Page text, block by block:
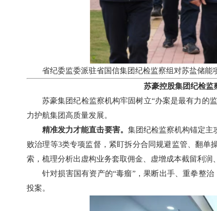
省纪委监委派驻省国信集团纪检监察组对苏盐储能
苏豪控股集团纪检监
苏豪集团纪检监察机构牢固树立“办案是最有力的
力护航集团高质量发展。
精准发力才能直击要害。 集团纪检监察机构锚定主
败治理等3类专项监督，紧盯拆分合同规避监管、翻
索，梳理分析出虚构业务套取佣金、虚增成本截留利
针对损害国有资产的“毒瘤”，果断出手、重拳整
投案。